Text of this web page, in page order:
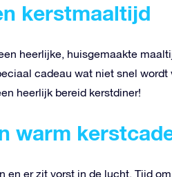
kerstmaaltijd
heerlijke, huisgemaakte
cadeau wat niet snel
heerlijk bereid kerstdiner!
warm
en er zit vorst in de lucht. Tijd